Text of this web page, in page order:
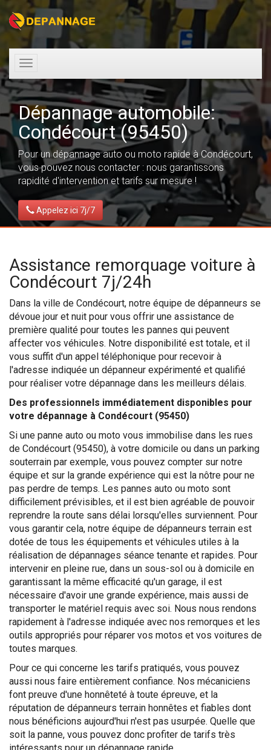
Toggle
navigation
Dépannage automobile:
Condécourt (95450)
Pour un dépannage auto ou moto rapide à Condécourt,
vous pouvez nous contacter : nous garantissons
rapidité d'intervention et tarifs sur mesure !
Appelez ici 7j/7
Assistance remorquage voiture à
Condécourt 7j/24h
Dans la ville de Condécourt, notre équipe de dépanneurs se
dévoue jour et nuit pour vous offrir une assistance de
première qualité pour toutes les pannes qui peuvent
affecter vos véhicules. Notre disponibilité est totale, et il
vous suffit d'un appel téléphonique pour recevoir à
l'adresse indiquée un dépanneur expérimenté et qualifié
pour réaliser votre dépannage dans les meilleurs délais.
Des professionnels immédiatement disponibles pour
votre dépannage à Condécourt (95450)
Si une panne auto ou moto vous immobilise dans les rues
de Condécourt (95450), à votre domicile ou dans un parking
souterrain par exemple, vous pouvez compter sur notre
équipe et sur la grande expérience qui est la nôtre pour ne
pas perdre de temps. Les pannes auto ou moto sont
difficilement prévisibles, et il est bien agréable de pouvoir
reprendre la route sans délai lorsqu'elles surviennent. Pour
vous garantir cela, notre équipe de dépanneurs terrain est
dotée de tous les équipements et véhicules utiles à la
réalisation de dépannages séance tenante et rapides. Pour
intervenir en pleine rue, dans un sous-sol ou à domicile en
garantissant la même efficacité qu'un garage, il est
nécessaire d'avoir une grande expérience, mais aussi de
transporter le matériel requis avec soi. Nous nous rendons
rapidement à l'adresse indiquée avec nos remorques et les
outils appropriés pour réparer vos motos et vos voitures de
toutes marques.
Pour ce qui concerne les tarifs pratiqués, vous pouvez
aussi nous faire entièrement confiance. Nos mécaniciens
font preuve d'une honnêteté à toute épreuve, et la
réputation de dépanneurs terrain honnêtes et fiables dont
nous bénéficions aujourd'hui n'est pas usurpée. Quelle que
soit la panne, vous pouvez donc profiter de tarifs très